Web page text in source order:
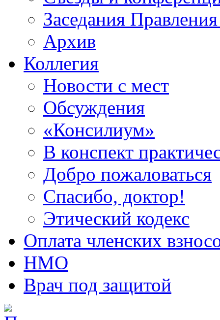
Заседания
Архив
Коллегия
Новости с мест
Обсуждения
«Консилиум»
В конспект
Добро пожаловаться
Спасибо, доктор!
Этический кодекс
Оплата членских
НМО
Врач под защитой